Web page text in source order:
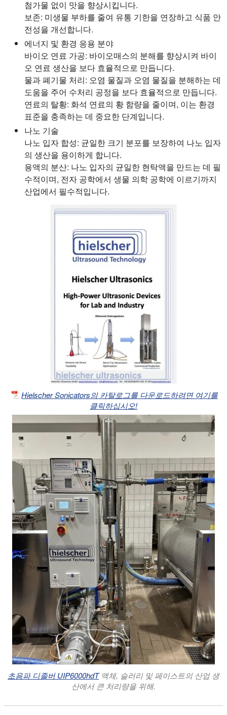
첨가물 없이 맛을 향상시킵니다.
보존: 미생물 부하를 줄여 유통 기한을 연장하고 식품 안
전성을 개선합니다.
에너지 및 환경 응용 분야
바이오 연료 가공: 바이오매스의 분해를 향상시켜 바이
오 연료 생산을 보다 효율적으로 만듭니다.
물과 폐기물 처리: 오염 물질과 오염 물질을 분해하는 데
도움을 주어 수처리 공정을 보다 효율적으로 만듭니다.
연료의 탈황: 화석 연료의 황 함량을 줄이며, 이는 환경
표준을 충족하는 데 중요한 단계입니다.
나노 기술
나노 입자 합성: 균일한 크기 분포를 보장하여 나노 입자
의 생산을 용이하게 합니다.
용액의 분산: 나노 입자의 균일한 현탁액을 만드는 데 필
수적이며, 전자 공학에서 생물 의학 공학에 이르기까지
산업에서 필수적입니다.
Hielscher Sonicators의 카탈로그를 다운로드하려면 여기를
클릭하십시오!
초음파 디졸버 UIP6000hdT액체, 슬러리 및 페이스트의 산업 생
산에서 큰 처리량을 위해.